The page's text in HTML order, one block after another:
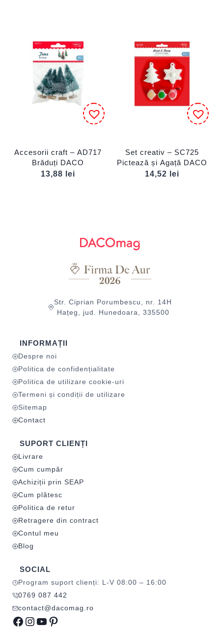
Accesorii craft – AD717
Brăduți DACO
13,88
lei
Set creativ – SC725
Pictează și Agață DACO
14,52
lei
Str. Ciprian Porumbescu, nr. 14H
Hațeg, jud. Hunedoara, 335500
INFORMAȚII
Despre noi
Politica de confidențialitate
Politica de utilizare cookie-uri
Termeni și condiții de utilizare
Sitemap
Contact
SUPORT CLIENȚI
Livrare
Cum cumpăr
Achiziții prin SEAP
Cum plătesc
Politica de retur
Retragere din contract
Contul meu
Blog
SOCIAL
Program suport clienți: L-V 08:00 – 16:00
0769 087 442
contact@dacomag.ro
Facebook
Instagram
YouTube
Pinterest